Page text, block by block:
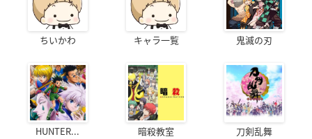
ちいかわ キャラ一覧 鬼滅の刃
HUNTER... 暗殺教室 刀剣乱舞